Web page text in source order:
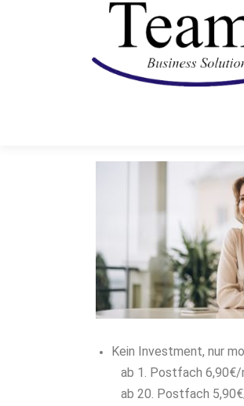
Kein Investment, nur
ab 1. Postfach
ab 20. Postfach